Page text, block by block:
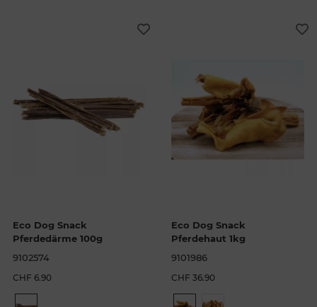
Eco Dog Snack
Pferdedärme 100g
9102574
CHF 6.90
Eco Dog Snack
Pferdehaut 1kg
9101986
CHF 36.90